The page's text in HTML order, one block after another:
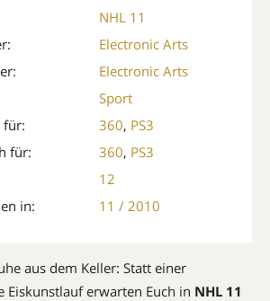
NHL 11
Electronic Arts
Electronic Arts
Sport
für:
360, PS3
für:
360, PS3
12
in:
11 / 2010
aus dem Keller: Statt einer
Eiskunstlauf erwarten Euch in NHL 11